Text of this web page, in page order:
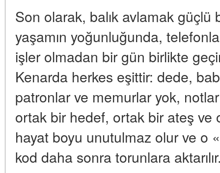
Son olarak, balık avlamak güçlü
yaşamın yoğunluğunda,
işler olmadan bir gün birlikte
Kenarda herkes eşittir: dede,
patronlar ve memurlar yok,
ortak bir hedef, ortak bir ateş ve
hayat boyu unutulmaz olur ve o
kod daha sonra torunlara